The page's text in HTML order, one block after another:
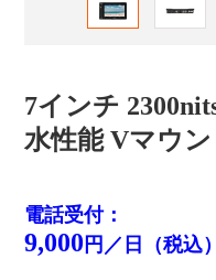
7インチ
水性能 Vマウ
電話受付：
9,000 円／日（税込）